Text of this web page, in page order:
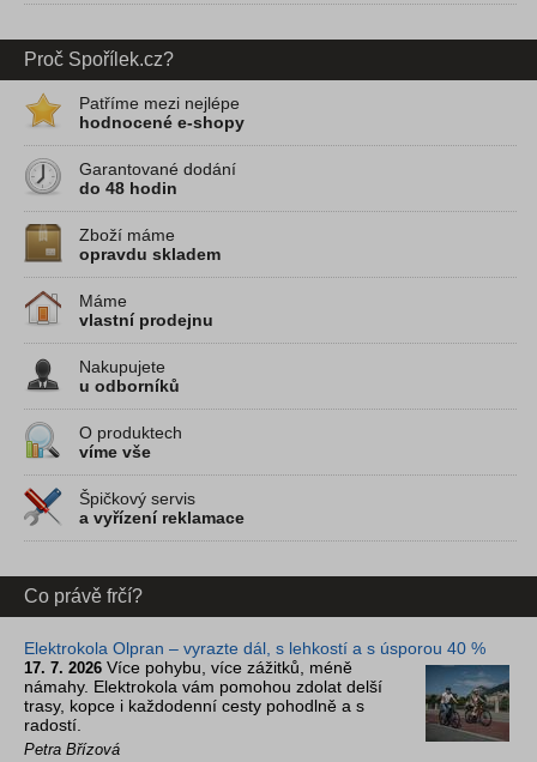
Proč Spořílek.cz?
Patříme mezi nejlépe
hodnocené e-shopy
Garantované dodání
do 48 hodin
Zboží máme
opravdu skladem
Máme
vlastní prodejnu
Nakupujete
u odborníků
O produktech
víme vše
Špičkový servis
a vyřízení reklamace
Co právě frčí?
Elektrokola Olpran – vyrazte dál, s lehkostí a s úsporou 40 %
17. 7. 2026 Více pohybu, více zážitků, méně
námahy. Elektrokola vám pomohou zdolat delší
trasy, kopce i každodenní cesty pohodlně a s
radostí.
Petra Břízová